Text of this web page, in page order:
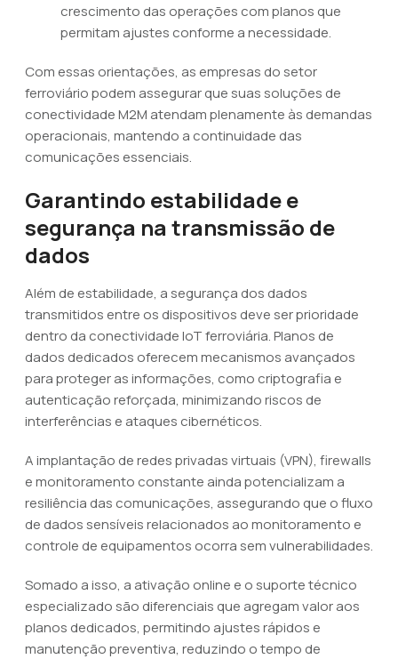
crescimento das operações com planos que
permitam ajustes conforme a necessidade.
Com essas orientações, as empresas do setor
ferroviário podem assegurar que suas soluções de
conectividade M2M atendam plenamente às demandas
operacionais, mantendo a continuidade das
comunicações essenciais.
Garantindo estabilidade e
segurança na transmissão de
dados
Além de estabilidade, a segurança dos dados
transmitidos entre os dispositivos deve ser prioridade
dentro da conectividade IoT ferroviária. Planos de
dados dedicados oferecem mecanismos avançados
para proteger as informações, como criptografia e
autenticação reforçada, minimizando riscos de
interferências e ataques cibernéticos.
A implantação de redes privadas virtuais (VPN), firewalls
e monitoramento constante ainda potencializam a
resiliência das comunicações, assegurando que o fluxo
de dados sensíveis relacionados ao monitoramento e
controle de equipamentos ocorra sem vulnerabilidades.
Somado a isso, a ativação online e o suporte técnico
especializado são diferenciais que agregam valor aos
planos dedicados, permitindo ajustes rápidos e
manutenção preventiva, reduzindo o tempo de